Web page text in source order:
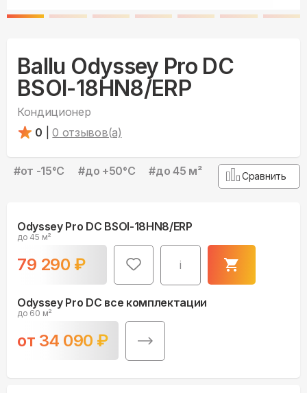
Ballu Odyssey Pro DC
BSOI-18HN8/ERP
Кондиционер
0
0 отзывов(а)
#от -15°С #до +50°С #до 45 м² Сравнить
Odyssey Pro DC BSOI-18HN8/ERP
до 45 м²
79 290 ₽ i
Odyssey Pro DC все комплектации
до 60 м²
от 34 090 ₽